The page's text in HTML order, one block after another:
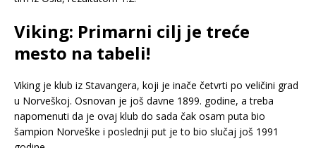
Viking: Primarni cilj je treće
mesto na tabeli!
Viking je klub iz Stavangera, koji je inače četvrti po veličini grad
u Norveškoj. Osnovan je još davne 1899. godine, a treba
napomenuti da je ovaj klub do sada čak osam puta bio
šampion Norveške i poslednji put je to bio slučaj još 1991